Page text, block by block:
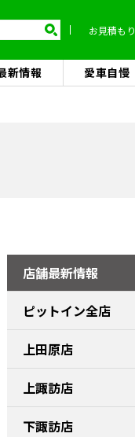
お見積もり
新情報 愛車自慢
店舗最新情報
ピットイン全店
上田原店
上諏訪店
下諏訪店